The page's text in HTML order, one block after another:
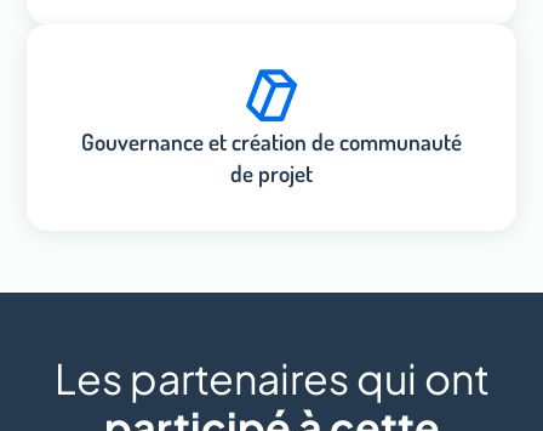
Gouvernance et création de communauté
de projet
Les partenaires qui ont